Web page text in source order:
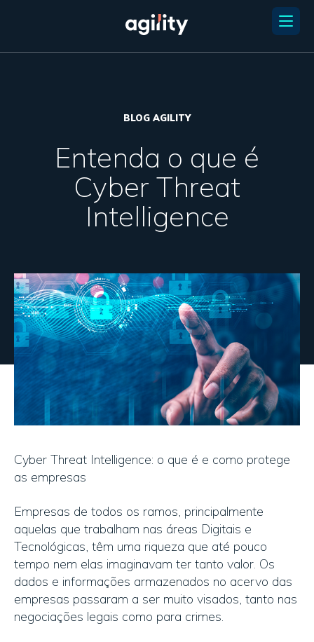
BLOG AGILITY
Entenda o que é
Cyber Threat
Intelligence
Cyber Threat Intelligence: o que é e como protege
as empresas
Empresas de todos os ramos, principalmente
aquelas que trabalham nas áreas Digitais e
Tecnológicas, têm uma riqueza que até pouco
tempo nem elas imaginavam ter tanto valor. Os
dados e informações armazenados no acervo das
empresas passaram a ser muito visados, tanto nas
negociações legais como para crimes.